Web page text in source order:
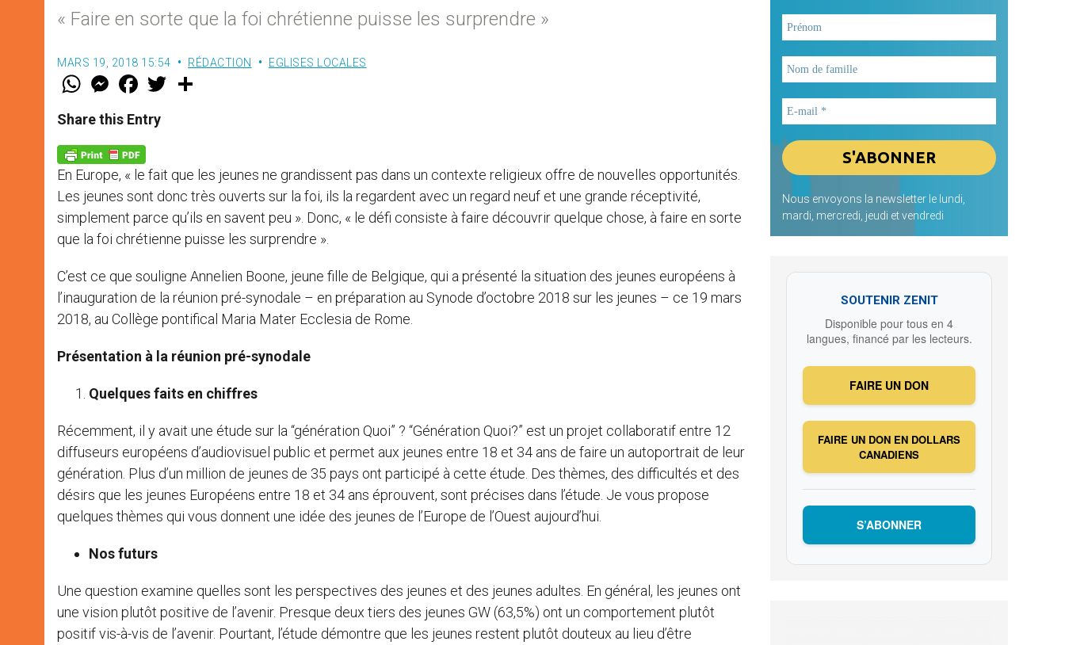
« Faire en sorte que la foi chrétienne puisse les surprendre »
MARS 19, 2018 15:54 RÉDACTION EGLISES LOCALES
W
t
s
p
p
M
e
s
e
g
e
r
F
a
e
b
k
w
Share this Entry
En Europe, « le fait que les jeunes ne grandissent pas dans un contexte religieux offre de nouvelles opportunités.
Les jeunes sont donc très ouverts sur la foi, ils la regardent avec un regard neuf et une grande réceptivité,
simplement parce qu’ils en savent peu ». Donc, « le défi consiste à faire découvrir quelque chose, à faire en sorte
que la foi chrétienne puisse les surprendre ».
C’est ce que souligne Annelien Boone, jeune fille de Belgique, qui a présenté la situation des jeunes européens à
l’inauguration de la réunion pré-synodale – en préparation au Synode d’octobre 2018 sur les jeunes – ce 19 mars
2018, au Collège pontifical Maria Mater Ecclesia de Rome.
Présentation à la réunion pré-synodale
Quelques faits en chiffres
Récemment, il y avait une étude sur la “génération Quoi” ? “Génération Quoi?” est un projet collaboratif entre 12
diffuseurs européens d’audiovisuel public et permet aux jeunes entre 18 et 34 ans de faire un autoportrait de leur
génération. Plus d’un million de jeunes de 35 pays ont participé à cette étude. Des thèmes, des difficultés et des
désirs que les jeunes Européens entre 18 et 34 ans éprouvent, sont précises dans l’étude. Je vous propose
quelques thèmes qui vous donnent une idée des jeunes de l’Europe de l’Ouest aujourd’hui.
Nos futurs
Une question examine quelles sont les perspectives des jeunes et des jeunes adultes. En général, les jeunes ont
une vision plutôt positive de l’avenir. Presque deux tiers des jeunes GW (63,5%) ont un comportement plutôt
positif vis-à-vis de l’avenir. Pourtant, l’étude démontre que les jeunes restent plutôt douteux au lieu d’être
Nous envoyons la newsletter le lundi,
mardi, mercredi, jeudi et vendredi
SOUTENIR ZENIT
Disponible pour tous en 4
langues, financé par les lecteurs.
FAIRE UN DON
FAIRE UN DON EN DOLLARS
CANADIENS
S’ABONNER